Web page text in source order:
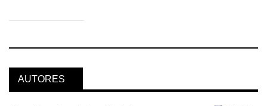
AUTORES